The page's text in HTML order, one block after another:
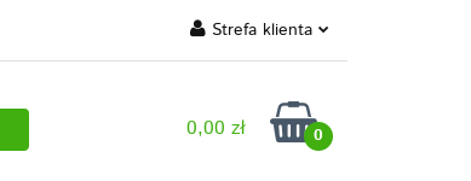
Strefa klienta
Zaloguj się
Zarejestruj się
0,00 zł 0